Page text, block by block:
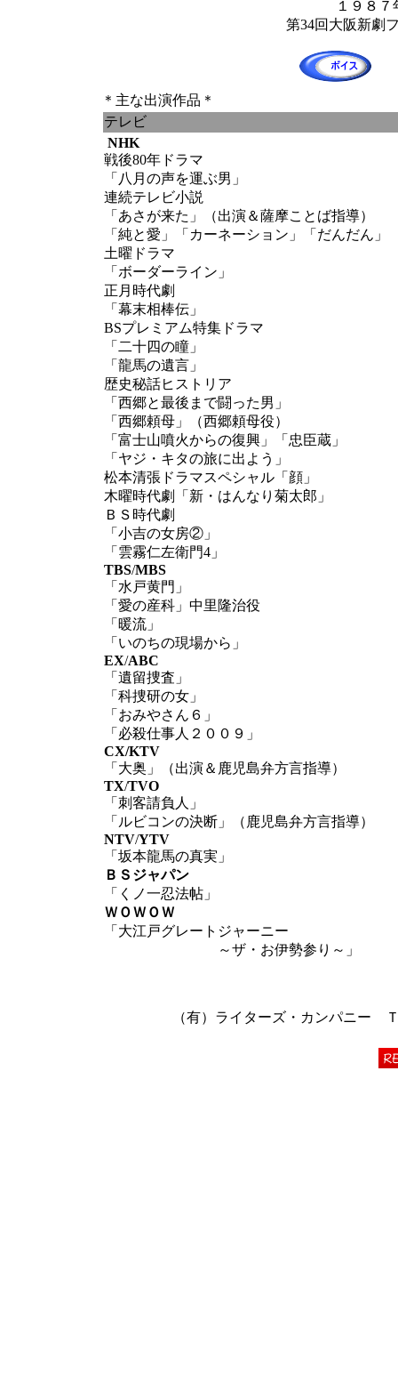
１９８７
第34回大阪新劇
＊主な出演作品＊
テレビ
NHK
戦後80年ドラマ
「八月の声を運ぶ男」
連続テレビ小説
「あさが来た」（出演＆薩摩ことば指導）
「純と愛」「カーネーション」「だんだん」
土曜ドラマ
「ボーダーライン」
正月時代劇
「幕末相棒伝」
BSプレミアム特集ドラマ
「二十四の瞳」
「龍馬の遺言」
歴史秘話ヒストリア
「西郷と最後まで闘った男」
「西郷頼母」（西郷頼母役）
「富士山噴火からの復興」「忠臣蔵」
「ヤジ・キタの旅に出よう」
松本清張ドラマスペシャル「顔」
木曜時代劇「新・はんなり菊太郎」
ＢＳ時代劇
「小吉の女房②」
「雲霧仁左衛門4」
TBS/MBS
「水戸黄門」
「愛の産科」中里隆治役
「暖流」
「いのちの現場から」
EX/ABC
「遺留捜査」
「科捜研の女」
「おみやさん６」
「必殺仕事人２００９」
CX/KTV
「大奥」（出演＆鹿児島弁方言指導）
TX/TVO
「刺客請負人」
「ルビコンの決断」（鹿児島弁方言指導）
NTV/YTV
「坂本龍馬の真実」
ＢＳジャパン
「くノ一忍法帖」
ＷＯＷＯＷ
「大江戸グレートジャーニー
～ザ・お伊勢参り～」
（有）ライターズ・カンパニ